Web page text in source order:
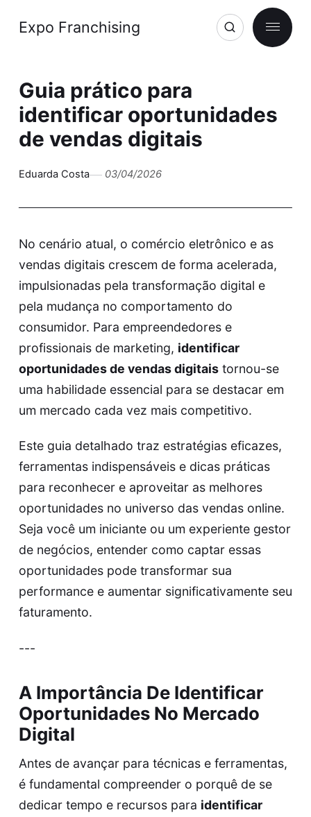
Expo Franchising
Guia prático para
identificar oportunidades
de vendas digitais
Eduarda Costa 03/04/2026
No cenário atual, o comércio eletrônico e as
vendas digitais crescem de forma acelerada,
impulsionadas pela transformação digital e
pela mudança no comportamento do
consumidor. Para empreendedores e
profissionais de marketing, identificar
oportunidades de vendas digitaistornou-se
uma habilidade essencial para se destacar em
um mercado cada vez mais competitivo.
Este guia detalhado traz estratégias eficazes,
ferramentas indispensáveis e dicas práticas
para reconhecer e aproveitar as melhores
oportunidades no universo das vendas online.
Seja você um iniciante ou um experiente gestor
de negócios, entender como captar essas
oportunidades pode transformar sua
performance e aumentar significativamente seu
faturamento.
---
A Importância De Identificar
Oportunidades No Mercado
Digital
Antes de avançar para técnicas e ferramentas,
é fundamental compreender o porquê de se
dedicar tempo e recursos para identificar